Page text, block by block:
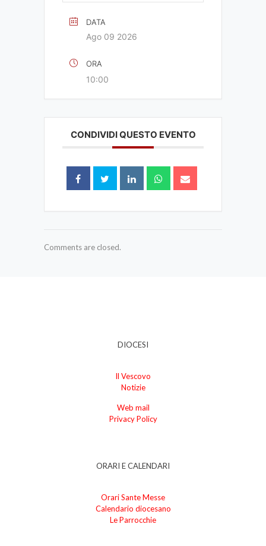
DATA
Ago 09 2026
ORA
10:00
CONDIVIDI QUESTO EVENTO
Comments are closed.
DIOCESI
Il Vescovo
Notizie
Web mail
Privacy Policy
ORARI E CALENDARI
Orari Sante Messe
Calendario diocesano
Le Parrocchie